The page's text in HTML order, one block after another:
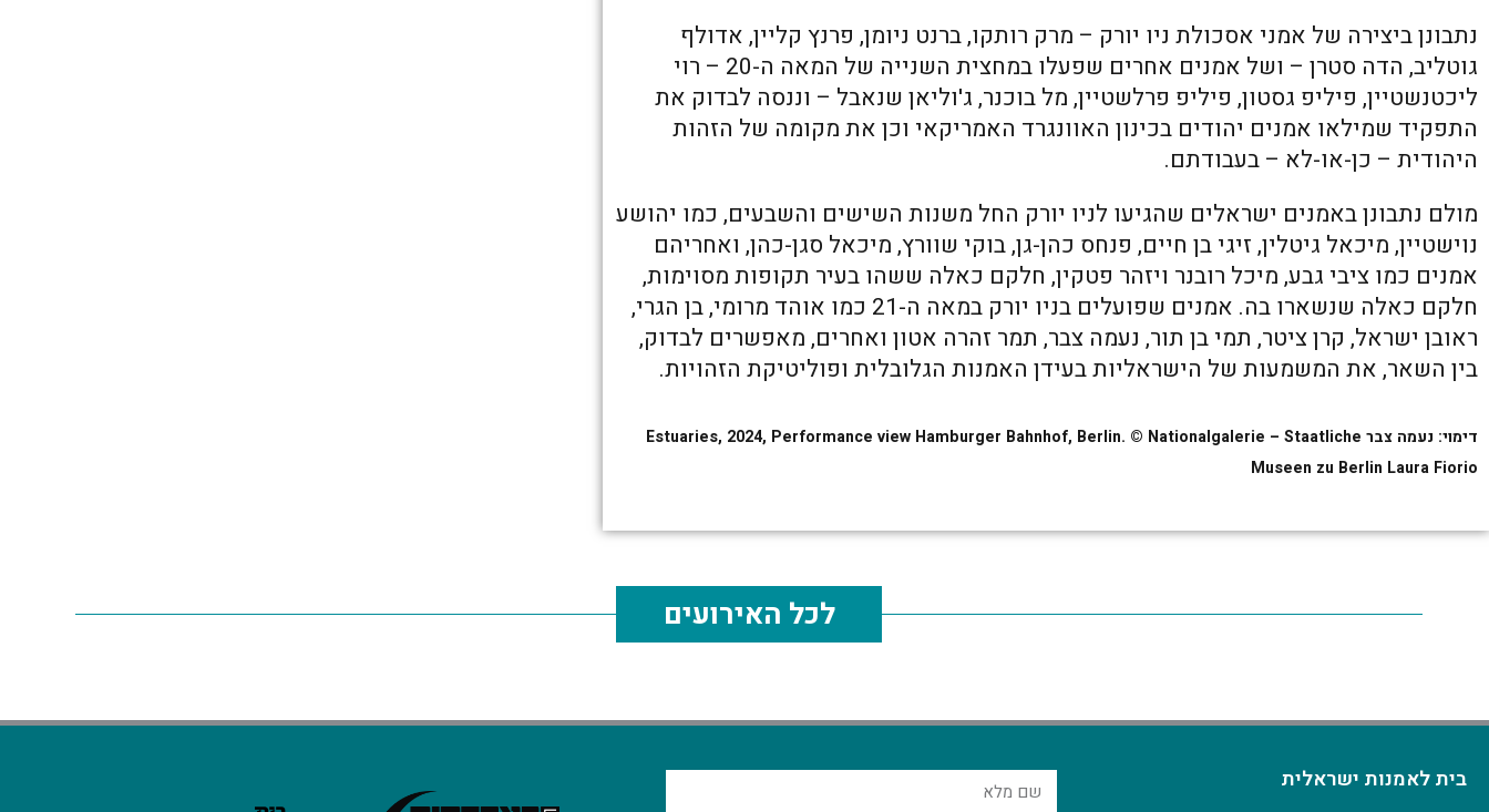
נתבונן ביצירה של אמני אסכולת ניו יורק – מרק רותקו, ברנט ניומן, פרנץ קליין, אדולף
גוטליב, הדה סטרן – ושל אמנים אחרים שפעלו במחצית השנייה של המאה ה-20 – רוי
ליכטנשטיין, פיליפ גסטון, פיליפ פרלשטיין, מל בוכנר, ג'וליאן שנאבל – וננסה לבדוק את
התפקיד שמילאו אמנים יהודים בכינון האוונגרד האמריקאי וכן את מקומה של הזהות
היהודית – כן-או-לא – בעבודתם.
מולם נתבונן באמנים ישראלים שהגיעו לניו יורק החל משנות השישים והשבעים, כמו יהושע
נוישטיין, מיכאל גיטלין, זיגי בן חיים, פנחס כהן-גן, בוקי שוורץ, מיכאל סגן-כהן, ואחריהם
אמנים כמו ציבי גבע, מיכל רובנר ויזהר פטקין, חלקם כאלה ששהו בעיר תקופות מסוימות,
חלקם כאלה שנשארו בה. אמנים שפועלים בניו יורק במאה ה-21 כמו אוהד מרומי, בן הגרי,
ראובן ישראל, קרן ציטר, תמי בן תור, נעמה צבר, תמר זהרה אטון ואחרים, מאפשרים לבדוק,
בין השאר, את המשמעות של הישראליות בעידן האמנות הגלובלית ופוליטיקת הזהויות.
דימוי: נעמה צבר Estuaries, 2024, Performance view Hamburger Bahnhof, Berlin. © Nationalgalerie – Staatliche
Museen zu Berlin Laura Fiorio
לכל האירועים
בית לאמנות ישראלית